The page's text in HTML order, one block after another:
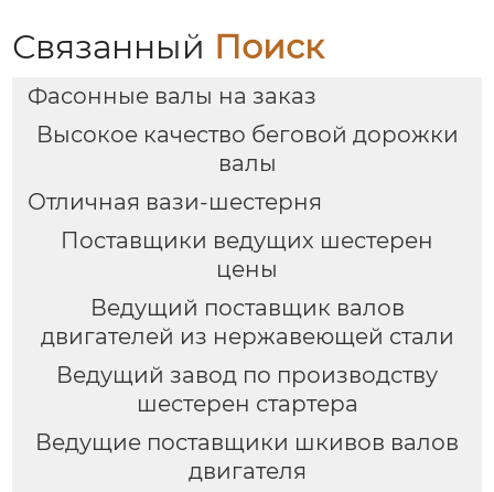
Связанный Поиск
Фасонные валы на заказ
Высокое качество беговой дорожки
валы
Отличная вази-шестерня
Поставщики ведущих шестерен
цены
Ведущий поставщик валов
двигателей из нержавеющей стали
Ведущий завод по производству
шестерен стартера
Ведущие поставщики шкивов валов
двигателя